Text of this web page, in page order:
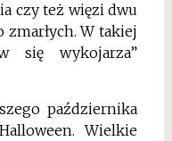
czy też więzi dwu
W takiej
się wykojarza”
października
Wielkie